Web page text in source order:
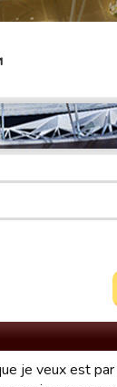
je veux est